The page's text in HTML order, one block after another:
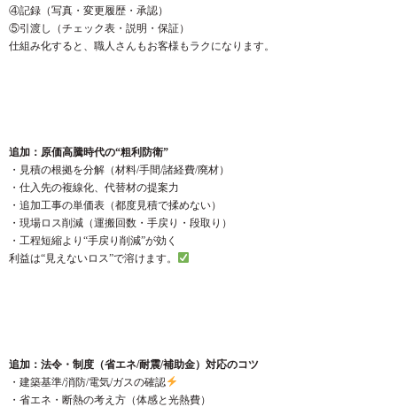
④記録（写真・変更履歴・承認）
⑤引渡し（チェック表・説明・保証）
仕組み化すると、職人さんもお客様もラクになります。
追加：原価高騰時代の“粗利防衛”
・見積の根拠を分解（材料/手間/諸経費/廃材）
・仕入先の複線化、代替材の提案力
・追加工事の単価表（都度見積で揉めない）
・現場ロス削減（運搬回数・手戻り・段取り）
・工程短縮より“手戻り削減”が効く
利益は“見えないロス”で溶けます。
追加：法令・制度（省エネ/耐震/補助金）対応のコツ
・建築基準/消防/電気/ガスの確認
・省エネ・断熱の考え方（体感と光熱費）